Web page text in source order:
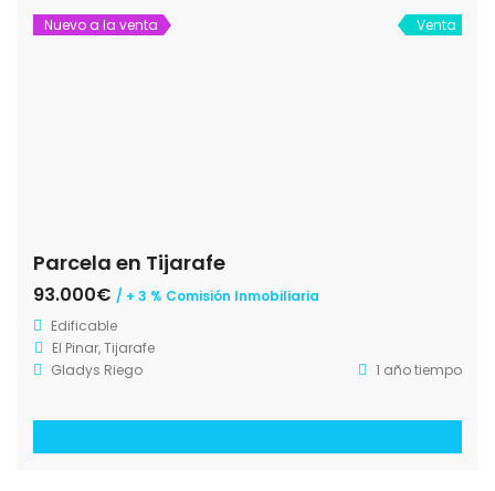
Nuevo a la venta Venta
Parcela en Tijarafe
93.000€ / + 3 % Comisión Inmobiliaria
Edificable
El Pinar, Tijarafe
Gladys Riego
1 año tiempo